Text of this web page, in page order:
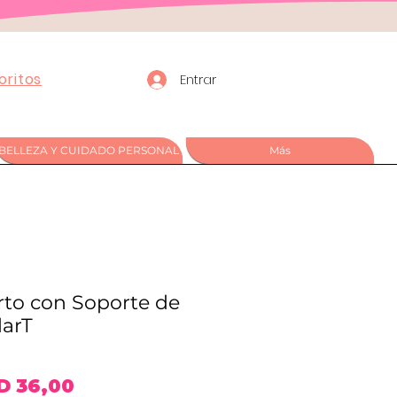
Entrar
BELLEZA Y CUIDADO PERSONAL Más
con Soporte de
36,00